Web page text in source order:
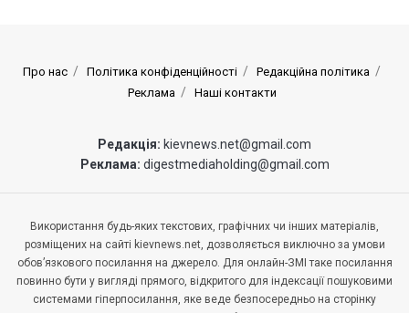
Про нас Політика конфіденційності
Редакційна політика
Реклама
Наші контакти
Редакція: kievnews.net@gmail.com
Реклама: digestmediaholding@gmail.com
Використання будь-яких текстових, графічних чи інших матеріалів,
розміщених на сайті kievnews.net, дозволяється виключно за умови
обов’язкового посилання на джерело. Для онлайн-ЗМІ таке посилання
повинно бути у вигляді прямого, відкритого для індексації пошуковими
системами гіперпосилання, яке веде безпосередньо на сторінку